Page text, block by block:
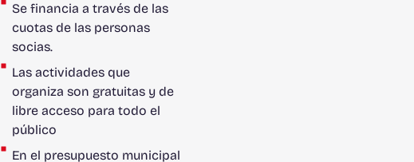
Se financia a través de las
cuotas de las personas
socias.
Las actividades que
organiza son gratuitas y de
libre acceso para todo el
público
En el presupuesto municipal